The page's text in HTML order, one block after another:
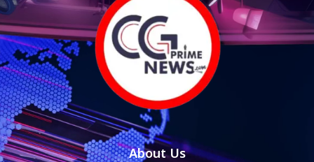
About Us